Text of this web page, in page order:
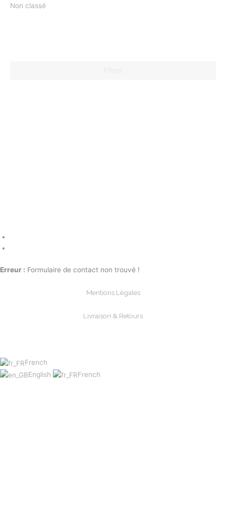
Non classé
Erreur : Formulaire de contact non trouvé !
Mentions Légales
Livraison & Retours
French
English
French